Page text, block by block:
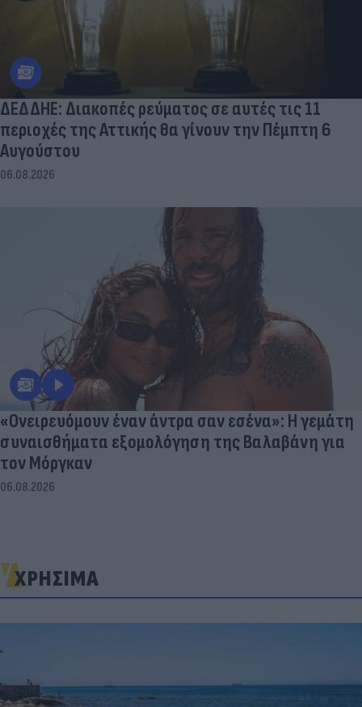
ΔΕΔΔΗΕ: Διακοπές ρεύματος σε αυτές τις 11
περιοχές της Αττικής θα γίνουν την Πέμπτη 6
Αυγούστου
06.08.2026
«Ονειρευόμουν έναν άντρα σαν εσένα»: Η γεμάτη
συναισθήματα εξομολόγηση της Βαλαβάνη για
τον Μόργκαν
06.08.2026
ΧΡΗΣΙΜΑ